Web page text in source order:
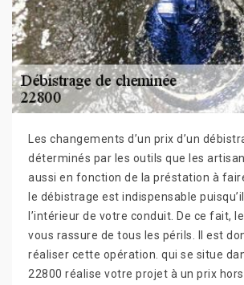
Les changements d’un prix d’un
déterminés par les outils que les
aussi en fonction de la préstation à
le débistrage est indispensable
l’intérieur de votre conduit. De ce fait,
vous rassure de tous les périls. Il est
réaliser cette opération. qui se situe
22800 réalise votre projet à un prix hors